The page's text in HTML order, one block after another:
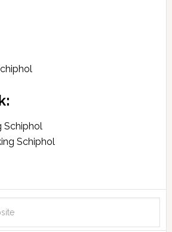
Schiphol
Schiphol